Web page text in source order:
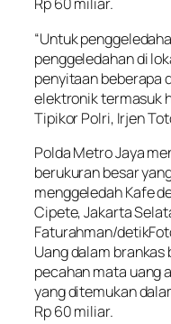
Rp 60 miliar.
“Untuk
penggeledahan di
penyitaan beberapa
elektronik termasuk
Tipikor Polri, Irjen
Polda Metro Jaya
berukuran besar
menggeledah Kafe
Cipete, Jakarta
Faturahman/
Uang dalam
pecahan mata uang
yang ditemukan
Rp 60 miliar.